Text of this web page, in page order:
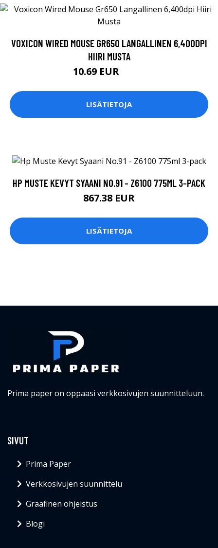
VOXICON WIRED MOUSE GR650 LANGALLINEN 6,400DPI
HIIRI MUSTA
10.69 EUR
LISÄTIETOJA
HP MUSTE KEVYT SYAANI NO.91 - Z6100 775ML 3-PACK
867.38 EUR
LISÄTIETOJA
Prima paper on oppaasi verkkosivujen suunnitteluun.
SIVUT
Prima Paper
Verkkosivujen suunnittelu
Graafinen ohjeistus
Blogi